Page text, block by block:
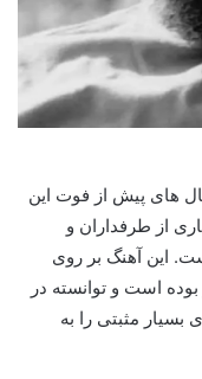
های پیش از فوت این
از طرفداران و
این آهنگ بر روی
بوده است و توانسته در
بسیار مثبتی را به